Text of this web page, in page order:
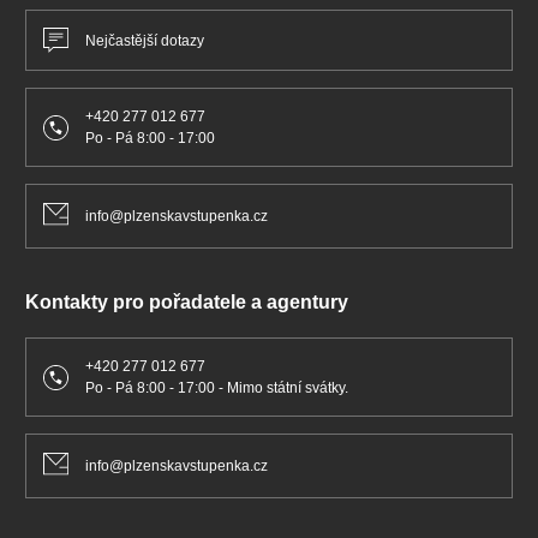
Nejčastější dotazy
+420 277 012 677
Po - Pá 8:00 - 17:00
info@plzenskavstupenka.cz
Kontakty pro pořadatele a agentury
+420 277 012 677
Po - Pá 8:00 - 17:00 - Mimo státní svátky.
info@plzenskavstupenka.cz